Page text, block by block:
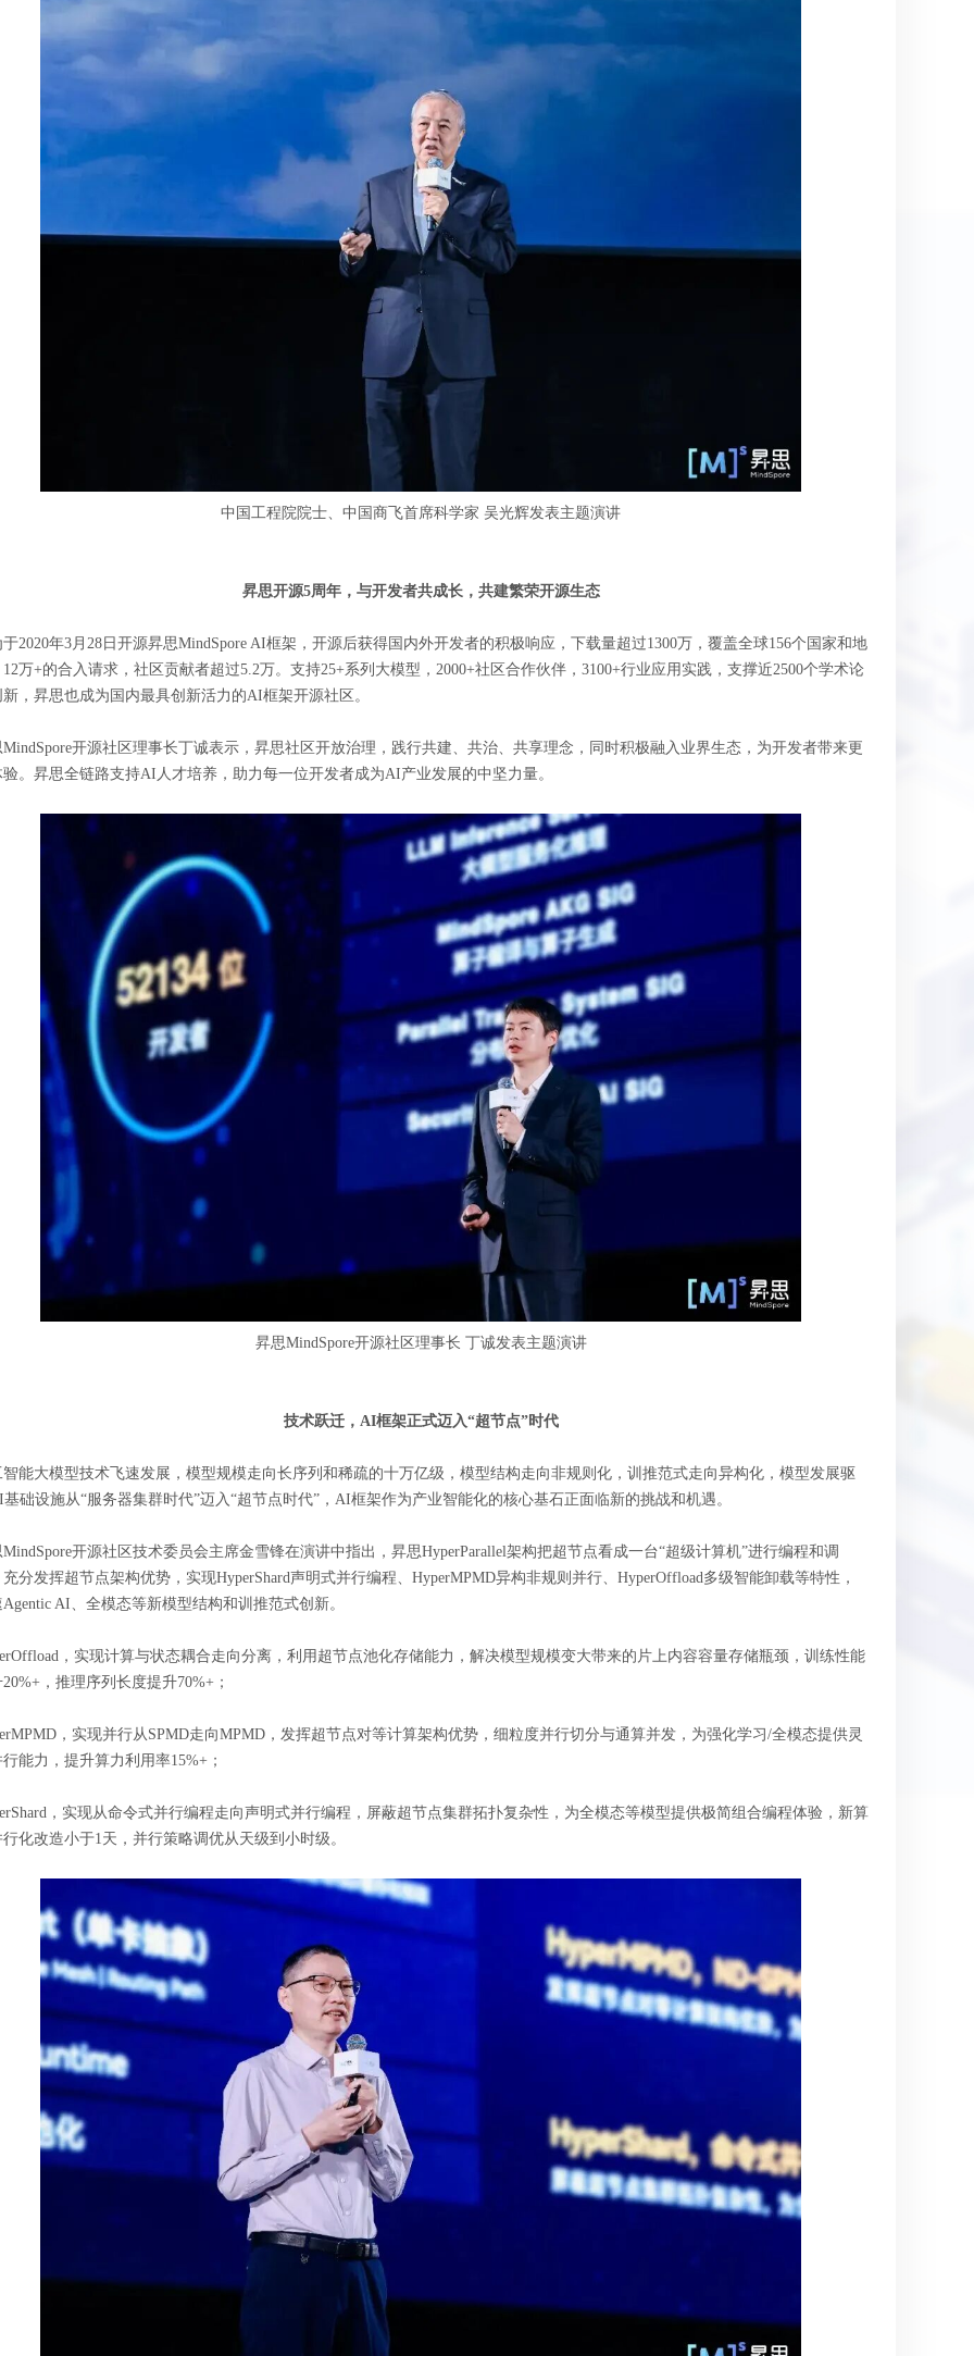
中国工程院院士、中国商飞首席科学家 吴光辉发表主题演讲
昇思开源5周年，与开发者共成长，共建繁荣开源生态
2020年3月28日开源昇思MindSpore AI框架，开源后获得国内外开发者的积极响应，下载量超过1300万，覆盖全球156个国家和地
万+的合入请求，社区贡献者超过5.2万。支持25+系列大模型，2000+社区合作伙伴，3100+行业应用实践，支撑近2500个学术论
，昇思也成为国内最具创新活力的AI框架开源社区。
MindSpore开源社区理事长丁诚表示，昇思社区开放治理，践行共建、共治、共享理念，同时积极融入业界生态，为开发者带来更
验。昇思全链路支持AI人才培养，助力每一位开发者成为AI产业发展的中坚力量。
昇思MindSpore开源社区理事长 丁诚发表主题演讲
技术跃迁，AI框架正式迈入“超节点”时代
智能大模型技术飞速发展，模型规模走向长序列和稀疏的十万亿级，模型结构走向非规则化，训推范式走向异构化，模型发展驱
础设施从“服务器集群时代”迈入“超节点时代”，AI框架作为产业智能化的核心基石正面临新的挑战和机遇。
开源社区技术委员会主席金雪锋在演讲中指出，昇思HyperParallel架构把超节点看成一台“超级计算机”进行编程和调
分发挥超节点架构优势，实现HyperShard声明式并行编程、HyperMPMD异构非规则并行、HyperOffload多级智能卸载等特性，
AI、全模态等新模型结构和训推范式创新。
，实现计算与状态耦合走向分离，利用超节点池化存储能力，解决模型规模变大带来的片上内容容量存储瓶颈，训练性能
，推理序列长度提升70%+；
，实现并行从SPMD走向MPMD，发挥超节点对等计算架构优势，细粒度并行切分与通算并发，为强化学习/全模态提供灵
能力，提升算力利用率15%+；
，实现从命令式并行编程走向声明式并行编程，屏蔽超节点集群拓扑复杂性，为全模态等模型提供极简组合编程体验，新算
化改造小于1天，并行策略调优从天级到小时级。